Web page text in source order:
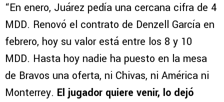
“En enero, Juárez pedía una cercana cifra de 4
MDD. Renovó el contrato de Denzell García en
febrero, hoy su valor está entre los 8 y 10
MDD. Hasta hoy nadie ha puesto en la mesa
de Bravos una oferta, ni Chivas, ni América ni
Monterrey. El jugador quiere venir, lo dejó